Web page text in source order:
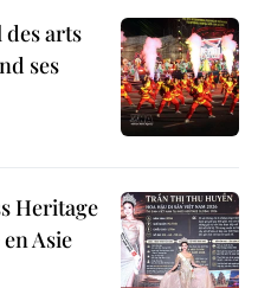
arts
ses
Heritage
Asie